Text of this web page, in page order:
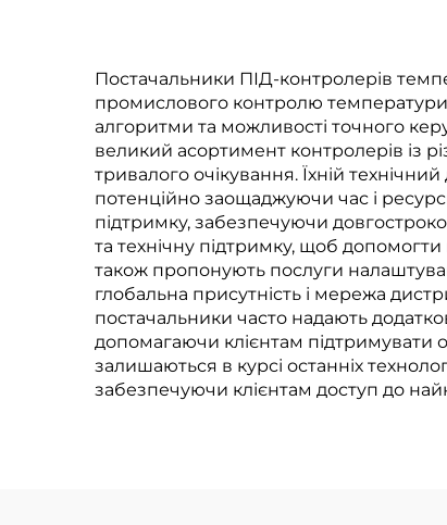
Постачальники ПІД-контролерів
промислового контролю
алгоритми та можливості точного
великий асортимент контролерів із
тривалого очікування. Їхній
потенційно заощаджуючи час і
підтримку, забезпечуючи
та технічну підтримку, щоб
також пропонують послуги
глобальна присутність і мережа
постачальники часто надають
допомагаючи клієнтам підтримувати
залишаються в курсі останніх
забезпечуючи клієнтам доступ до